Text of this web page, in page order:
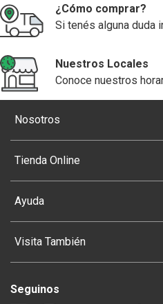
¿Cómo comprar?
Si tenés alguna duda
Nuestros Locales
Conoce nuestros
Nosotros
Tienda Online
Ayuda
Visita También
Seguinos